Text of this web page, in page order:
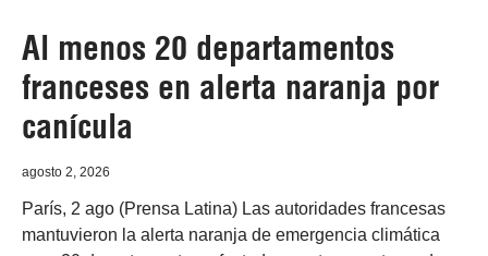
Al menos 20 departamentos
franceses en alerta naranja por
canícula
agosto 2, 2026
París, 2 ago (Prensa Latina) Las autoridades francesas
mantuvieron la alerta naranja de emergencia climática